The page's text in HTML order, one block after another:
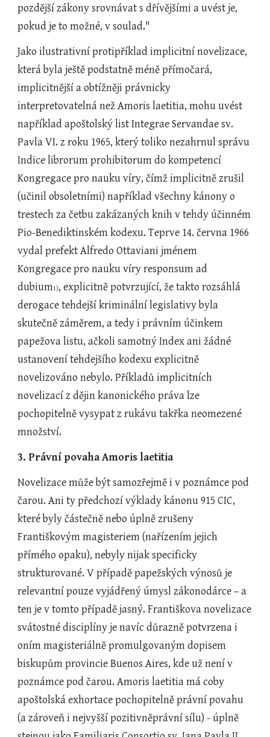
pozdější zákony srovnávat s dřívějšími a uvést je,
pokud je to možné, v soulad."
Jako ilustrativní protipříklad implicitní novelizace,
která byla ještě podstatně méně přímočará,
implicitnější a obtížněji právnicky
interpretovatelná než Amoris laetitia, mohu uvést
například apoštolský list Integrae Servandae sv.
Pavla VI. z roku 1965, který toliko nezahrnul správu
Indice librorum prohibitorum do kompetencí
Kongregace pro nauku víry, čímž implicitně zrušil
(učinil obsoletními) například všechny kánony o
trestech za četbu zakázaných knih v tehdy účinném
Pio-Benediktinském kodexu. Teprve 14. června 1966
vydal prefekt Alfredo Ottaviani jménem
Kongregace pro nauku víry responsum ad
dubium1), explicitně potvrzující, že takto rozsáhlá
derogace tehdejší kriminální legislativy byla
skutečně záměrem, a tedy i právním účinkem
papežova listu, ačkoli samotný Index ani žádné
ustanovení tehdejšího kodexu explicitně
novelizováno nebylo. Příkladů implicitních
novelizací z dějin kanonického práva lze
pochopitelně vysypat z rukávu takřka neomezené
množství.
3. Právní povaha Amoris laetitia
Novelizace může být samozřejmě i v poznámce pod
čarou. Ani ty předchozí výklady kánonu 915 CIC,
které byly částečně nebo úplně zrušeny
Františkovým magisteriem (nařízením jejich
přímého opaku), nebyly nijak specificky
strukturované. V případě papežských výnosů je
relevantní pouze vyjádřený úmysl zákonodárce – a
ten je v tomto případě jasný. Františkova novelizace
svátostné disciplíny je navíc důrazně potvrzena i
oním magisteriálně promulgovaným dopisem
biskupům provincie Buenos Aires, kde už není v
poznámce pod čarou. Amoris laetitia má coby
apoštolská exhortace pochopitelně právní povahu
(a zároveň i nejvyšší pozitivněprávní sílu) - úplně